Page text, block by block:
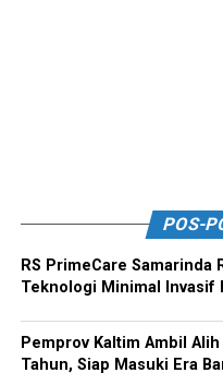
POS-
RS PrimeCare Samarinda
Teknologi Minimal Invasif
Pemprov Kaltim Ambil
Tahun, Siap Masuki Era